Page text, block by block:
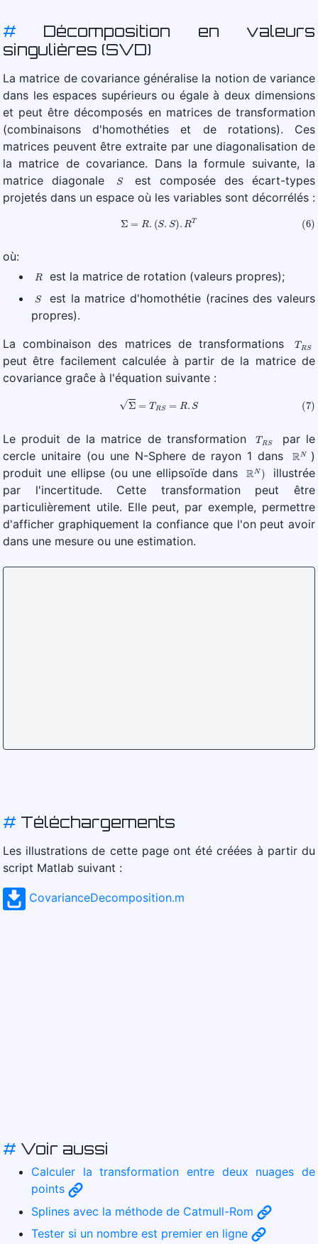
#
Décomposition en valeurs
singulières (SVD)
La matrice de covariance généralise la notion de variance
dans les espaces supérieurs ou égale à deux dimensions
et peut être décomposés en matrices de transformation
(combinaisons d'homothéties et de rotations). Ces
matrices peuvent être extraite par une diagonalisation de
la matrice de covariance. Dans la formule suivante, la
matrice diagonale
est composée des écart-types
projetés dans un espace où les variables sont décorrélés :
(6) = . (S S) RT
où:
R est la matrice de rotation (valeurs propres);
S
est la matrice d'homothétie (racines des valeurs
propres).
La combinaison des matrices de transformations
peut être facilement calculée à partir de la matrice de
covariance graĉe à l'équation suivante :
(7)
Le produit de la matrice de transformation
par le
cercle unitaire (ou une N-Sphere de rayon 1 dans
N )
produit une ellipse (ou une ellipsoïde dans
N)
illustrée
par l'incertitude. Cette transformation peut être
particulièrement utile. Elle peut, par exemple, permettre
d'afficher graphiquement la confiance que l'on peut avoir
dans une mesure ou une estimation.
# Téléchargements
Les illustrations de cette page ont été créées à partir du
script Matlab suivant :
CovarianceDecomposition.m
# Voir aussi
Calculer la transformation entre deux nuages de
points
Splines avec la méthode de Catmull-Rom
Tester si un nombre est premier en ligne